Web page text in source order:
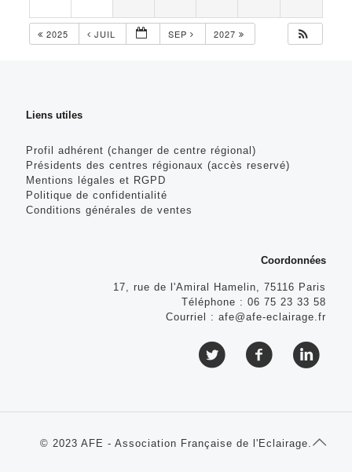
2025 JUIL SEP 2027
Liens utiles
Profil adhérent (changer de centre régional)
Présidents des centres régionaux (accès reservé)
Mentions légales et RGPD
Politique de confidentialité
Conditions générales de ventes
Coordonnées
17, rue de l'Amiral Hamelin, 75116 Paris
Téléphone : 06 75 23 33 58
Courriel : afe@afe-eclairage.fr
© 2023 AFE - Association Française de l'Eclairage.